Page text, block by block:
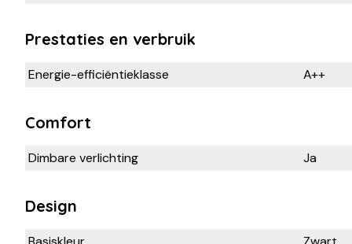
Prestaties en verbruik
Energie-efficiëntieklasse A++
Comfort
Dimbare verlichting Ja
Design